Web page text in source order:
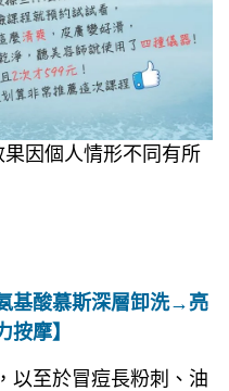
因個人情形不同有所
基酸慕斯深層卸洗→亮
摩】
以至於冒痘長粉刺、油